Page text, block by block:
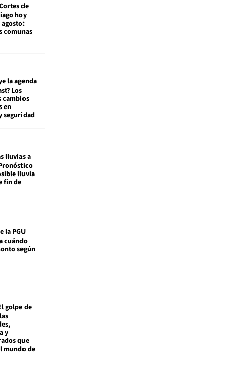
de
hoy
agosto:
comunas
la agenda
Los
cambios
en
seguridad
lluvias a
lluvia
fin de
la PGU
cuándo
según
golpe de
y
que
mundo de